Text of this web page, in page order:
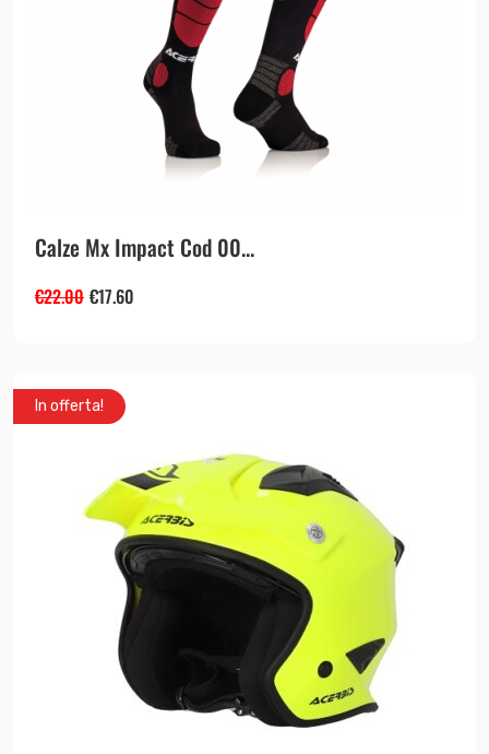
Calze Mx Impact Cod 00...
€22.00 €17.60
In offerta!